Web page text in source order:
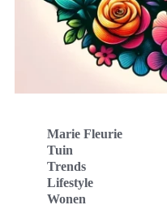
Marie Fleurie
Tuin
Trends
Lifestyle
Wonen